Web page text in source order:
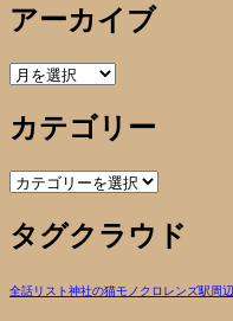
アーカイブ
ア
カ
イ
ブ
カテゴリー
カ
ゴ
リ
タグクラウド
全話リスト神社の猫モノクロ レンズ駅周